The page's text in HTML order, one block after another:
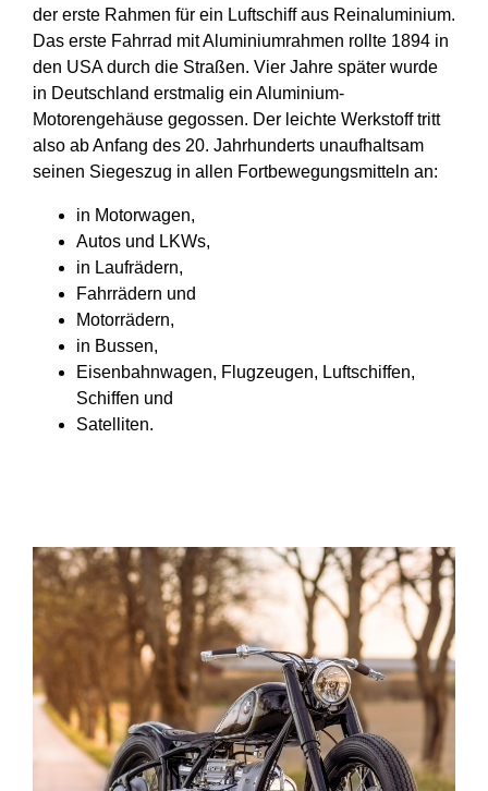
der erste Rahmen für ein Luftschiff aus Reinaluminium.
Das erste Fahrrad mit Aluminiumrahmen rollte 1894 in
den USA durch die Straßen. Vier Jahre später wurde
in Deutschland erstmalig ein Aluminium-
Motorengehäuse gegossen. Der leichte Werkstoff tritt
also ab Anfang des 20. Jahrhunderts unaufhaltsam
seinen Siegeszug in allen Fortbewegungsmitteln an:
in Motorwagen,
Autos und LKWs,
in Laufrädern,
Fahrrädern und
Motorrädern,
in Bussen,
Eisenbahnwagen, Flugzeugen, Luftschiffen,
Schiffen und
Satelliten.